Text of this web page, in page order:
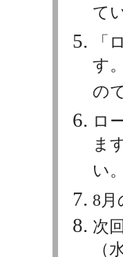
て
「
す
の
ロ
ま
い。
8月
次